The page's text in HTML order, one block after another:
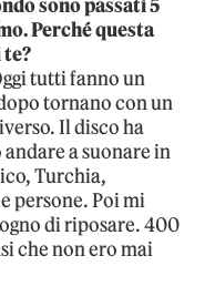
sono passati 5
Perché questa
tutti fanno un
tornano con un
Il disco ha
a suonare in
Turchia,
persone. Poi mi
di riposare. 400
che non ero mai